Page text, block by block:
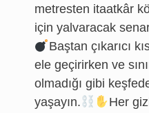
metresten itaatkâr
için yalvaracak
Baştan çıkarıcı
ele geçirirken ve
olmadığı gibi
yaşayın.
Her